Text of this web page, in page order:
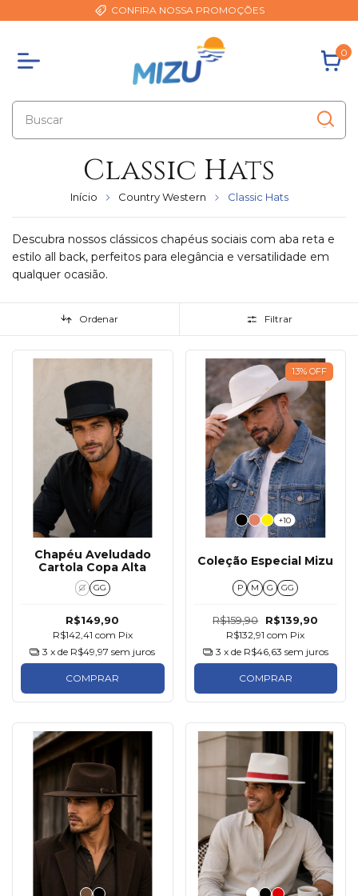
CONFIRA NOSSA PROMOÇÕES
0
Classic Hats
Início Country Western Classic Hats
Descubra nossos clássicos chapéus sociais com aba reta e
estilo all back, perfeitos para elegância e versatilidade em
qualquer ocasião.
Ordenar Filtrar
Chapéu Aveludado
Cartola Copa Alta
G GG
R$149,90
R$142,41 com Pix
3 x de R$49,97 sem juros
COMPRAR
13% OFF
+10
Coleção Especial Mizu
P M G GG
R$159,90 R$139,90
R$132,91com Pix
3 x de R$46,63 sem juros
COMPRAR